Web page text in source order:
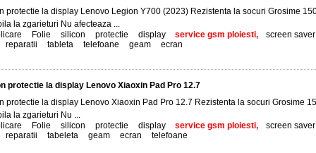
protectie la display Lenovo Legion Y700 (2023) Rezistenta la socuri Grosime
la zgarieturi Nu afecteaza ...
Folie silicon protectie display, service gsm ploiesti, screen saver,
reparatii tableta telefoane geam ecran
protectie la display Lenovo Xiaoxin Pad Pro 12.7
protectie la display Lenovo Xiaoxin Pad Pro 12.7 Rezistenta la socuri Grosime
la zgarieturi Nu ...
Folie silicon protectie display, service gsm ploiesti, screen saver,
reparatii tabeleta geam ecran telefoane